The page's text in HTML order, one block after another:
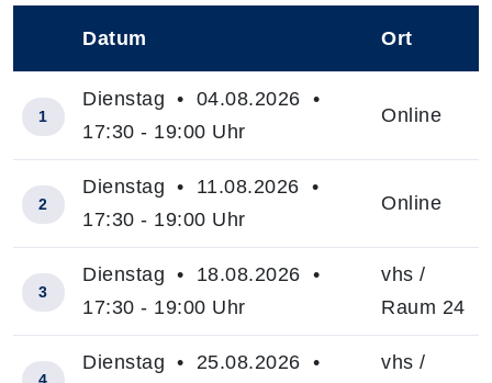
Datum Ort
1
Dienstag • 04.08.2026 •
17:30 - 19:00 Uhr
Online
2
Dienstag • 11.08.2026 •
17:30 - 19:00 Uhr
Online
3
Dienstag • 18.08.2026 •
17:30 - 19:00 Uhr
vhs /
Raum 24
Dienstag • 25.08.2026 • vhs /